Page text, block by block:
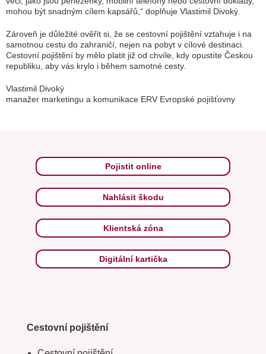
mohou být snadným cílem kapsářů,“ doplňuje Vlastimil Divoký.
Zároveň je důležité ověřit si, že se cestovní pojištění vztahuje i na
samotnou cestu do zahraničí, nejen na pobyt v cílové destinaci.
Cestovní pojištění by mělo platit již od chvíle, kdy opustíte Českou
republiku, aby vás krylo i během samotné cesty.
Vlastimil Divoký
manažer marketingu a komunikace ERV Evropské pojišťovny
Pojistit online
Nahlásit škodu
Klientská zóna
Digitální kartička
Cestovní pojištění